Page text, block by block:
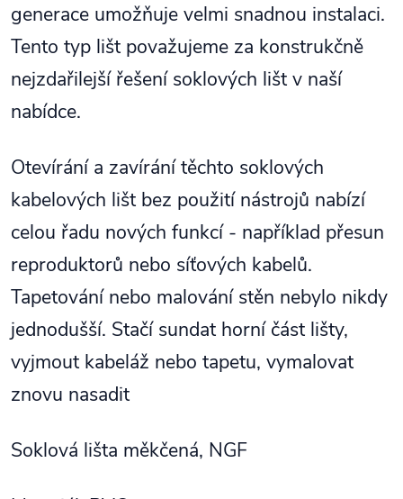
generace umožňuje velmi snadnou instalaci.
Tento typ lišt považujeme za konstrukčně
nejzdařilejší řešení soklových lišt v naší
nabídce.
Otevírání a zavírání těchto soklových
kabelových lišt bez použití nástrojů nabízí
celou řadu nových funkcí - například přesun
reproduktorů nebo síťových kabelů.
Tapetování nebo malování stěn nebylo nikdy
jednodušší. Stačí sundat horní část lišty,
vyjmout kabeláž nebo tapetu, vymalovat
znovu nasadit
Soklová lišta měkčená, NGF